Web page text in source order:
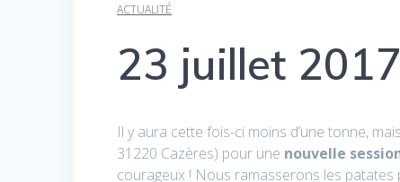
ACTUALITÉ
23 juillet
Il y aura cette fois-ci moins d’une tonne,
31220 Cazères) pour une nouvelle
courageux ! Nous ramasserons les